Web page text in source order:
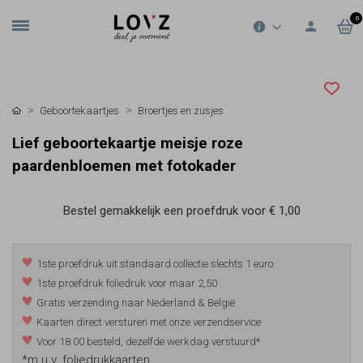
0
Geboortekaartjes Broertjes en zusjes
Lief geboortekaartje meisje roze
paardenbloemen met fotokader
Bestel gemakkelijk een proefdruk voor € 1,00
1ste proefdruk uit standaard collectie slechts 1 euro
1ste proefdruk foliedruk voor maar 2,50
Gratis verzending naar Nederland & België
Kaarten direct versturen met onze verzendservice
Voor 18:00 besteld, dezelfde werkdag verstuurd*
*m.u.v. foliedrukkaarten